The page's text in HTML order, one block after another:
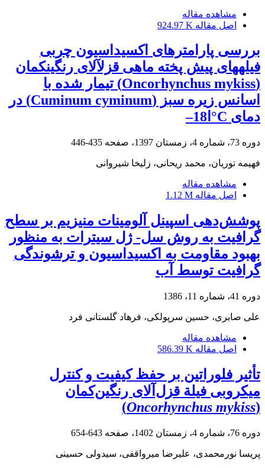
مشاهده مقاله
اصل مقاله 924.97 K
بررسی پارامترهای اکسیداسیون چربی
فیلههای پیش پخته ماهی قزلآلای رنگینکمان
(Oncorhynchus mykiss) تیمار شده با
اسانس زیره سبز (Cuminum cyminum) در
دمای C°ا18–
دوره 73، شماره 4، زمستان 1397، صفحه 435-446
فهیمه توریان، محمد ریحانی، زلیخا شیروانی
مشاهده مقاله
اصل مقاله 1.12 M
پوشش‌دهی اسپینل آلومینات منیزیم بر سطح
گرافیت به روش سل- ژل سیترات به منظور
بهبود مقاومت به اکسیداسیون و ترشوندگی
گرافیت توسط آب
دوره 41، شماره 11، 1386
علی صابری، حسین سرپولکی، فرهاد گلستانی فرد
مشاهده مقاله
اصل مقاله 586.39 K
تأثیر فلوراتین بر حفظ کیفیت و کنترل
میکروبی فیلة قزل‌آلای رنگین‌کمان
(
Oncorhynchus mykiss
)
دوره 76، شماره 4، زمستان 1402، صفحه 643-654
پریسا نورمحمدی، علیرضا میرواقفی، سیدولی حسینی